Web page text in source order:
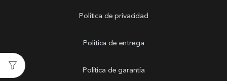
Política de privacidad
Política de entrega
Política de garantía